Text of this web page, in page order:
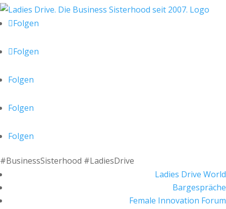
Folgen
Folgen
Folgen
Folgen
Folgen
#BusinessSisterhood #LadiesDrive
Ladies Drive World
Bargespräche
Female Innovation Forum